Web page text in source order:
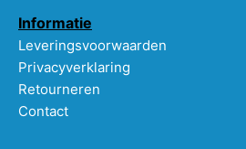
Informatie
Leveringsvoorwaarden
Privacyverklaring
Retourneren
Contact